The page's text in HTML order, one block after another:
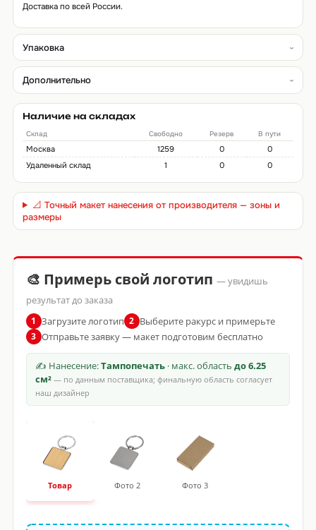
Доставка по всей России.
Упаковка
Дополнительно
Наличие на складах
Склад Свободно Резерв В пути
Москва 1259 0
0
Удаленный склад
1 0 0
📐 Точный макет нанесения от производителя — зоны и
размеры
🎨 Примерь свой логотип — увидишь
результат до заказа
1 Загрузите логотип 2 Выберите ракурс и примерьте
3 Отправьте заявку — макет подготовим бесплатно
✍ Нанесение:Тампопечать· макс. область до 6.25
см²— по данным поставщика; финальную область согласует
наш дизайнер
Товар Фото 2 Фото 3